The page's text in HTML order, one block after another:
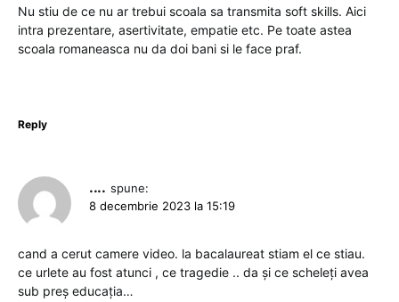
Nu stiu de ce nu ar trebui scoala sa transmita soft skills. Aici
intra prezentare, asertivitate, empatie etc. Pe toate astea
scoala romaneasca nu da doi bani si le face praf.
Reply
.... spune:
8 decembrie 2023 la 15:19
cand a cerut camere video. la bacalaureat stiam el ce stiau.
ce urlete au fost atunci , ce tragedie .. da și ce scheleți avea
sub preș educația…